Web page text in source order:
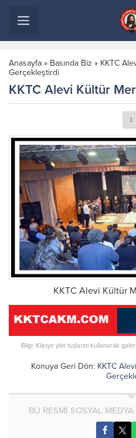
Anasayfa » Basında Biz » KKTC
Gerçekleştirdi
KKTC Alevi Kültür
1
KKTC Alevi Kültür
Bilgi: Klavye yön tuşlarını kullanarak
Konuya Geri Dön: KKTC
BU RESMİ SOSYAL